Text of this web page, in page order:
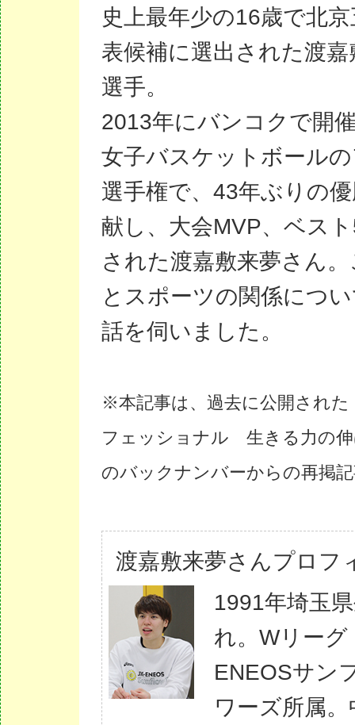
史上最年少の16歳で北
表候補に選出された渡嘉
選手。
2013年にバンコクで開
女子バスケットボール
選手権で、43年ぶりの
献し、大会MVP、ベス
された渡嘉敷来夢さん
とスポーツの関係につ
話を伺いました。
※本記事は、過去に公開された
フェッショナル 生きる力の
のバックナンバーからの再掲
渡嘉敷来夢さんプロフ
1991年埼玉
れ。Wリーグ
ENEOSサン
ワーズ所属。